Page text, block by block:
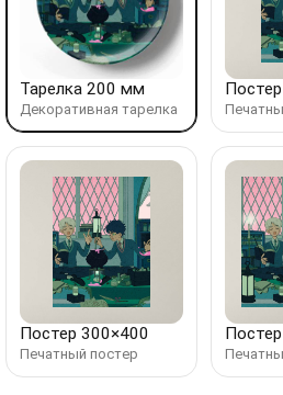
Тарелка 200 мм
Декоративная тарелка
Постер 300×400
Печатный постер